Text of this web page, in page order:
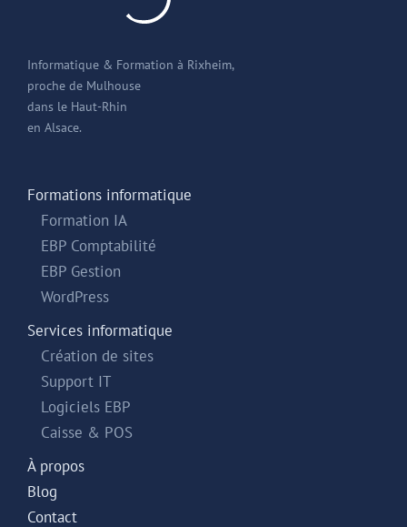
Informatique & Formation à Rixheim,
proche de Mulhouse
dans le Haut-Rhin
en Alsace.
Formations informatique
Formation IA
EBP Comptabilité
EBP Gestion
WordPress
Services informatique
Création de sites
Support IT
Logiciels EBP
Caisse & POS
À propos
Blog
Contact